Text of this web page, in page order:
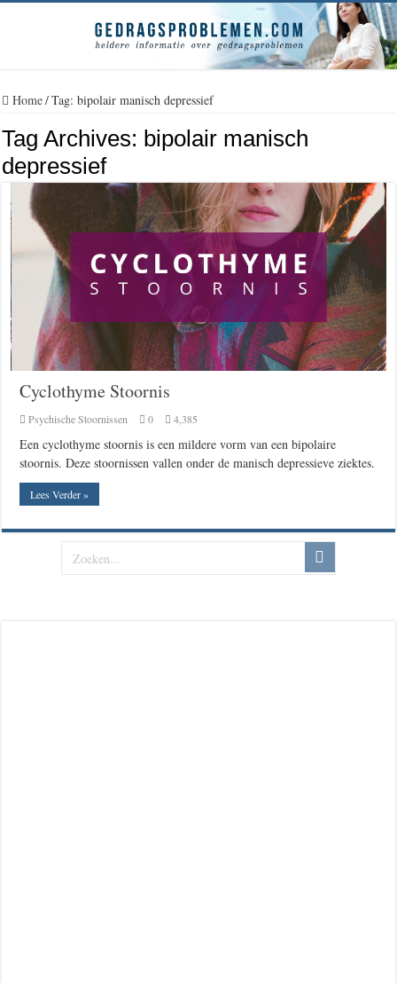
Home/Tag:bipolair manisch depressief
Tag Archives: bipolair manisch
depressief
Cyclothyme Stoornis
Psychische Stoornissen 0 4,385
Een cyclothyme stoornis is een mildere vorm van een bipolaire
stoornis. Deze stoornissen vallen onder de manisch depressieve ziektes.
Lees Verder »